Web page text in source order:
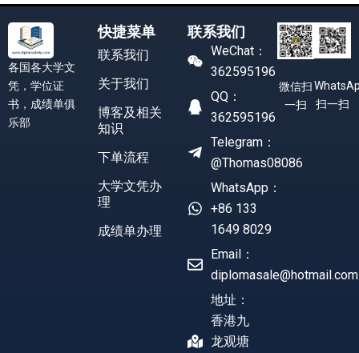
各国各大学文
凭，学位证
书，成绩单俱
乐部
快捷菜单
联系我们
关于我们
博客及相关
知识
下单流程
大学文凭办
理
成绩单办理
联系我们
WeChat：
362595196
QQ：
362595196
Telegram：
@Thomas08086
WhatsApp：
+86 133
1649 8029
Email：
diplomasale@hotmail.com
地址：
香港九
龙观塘
微信扫
一扫
扫一扫